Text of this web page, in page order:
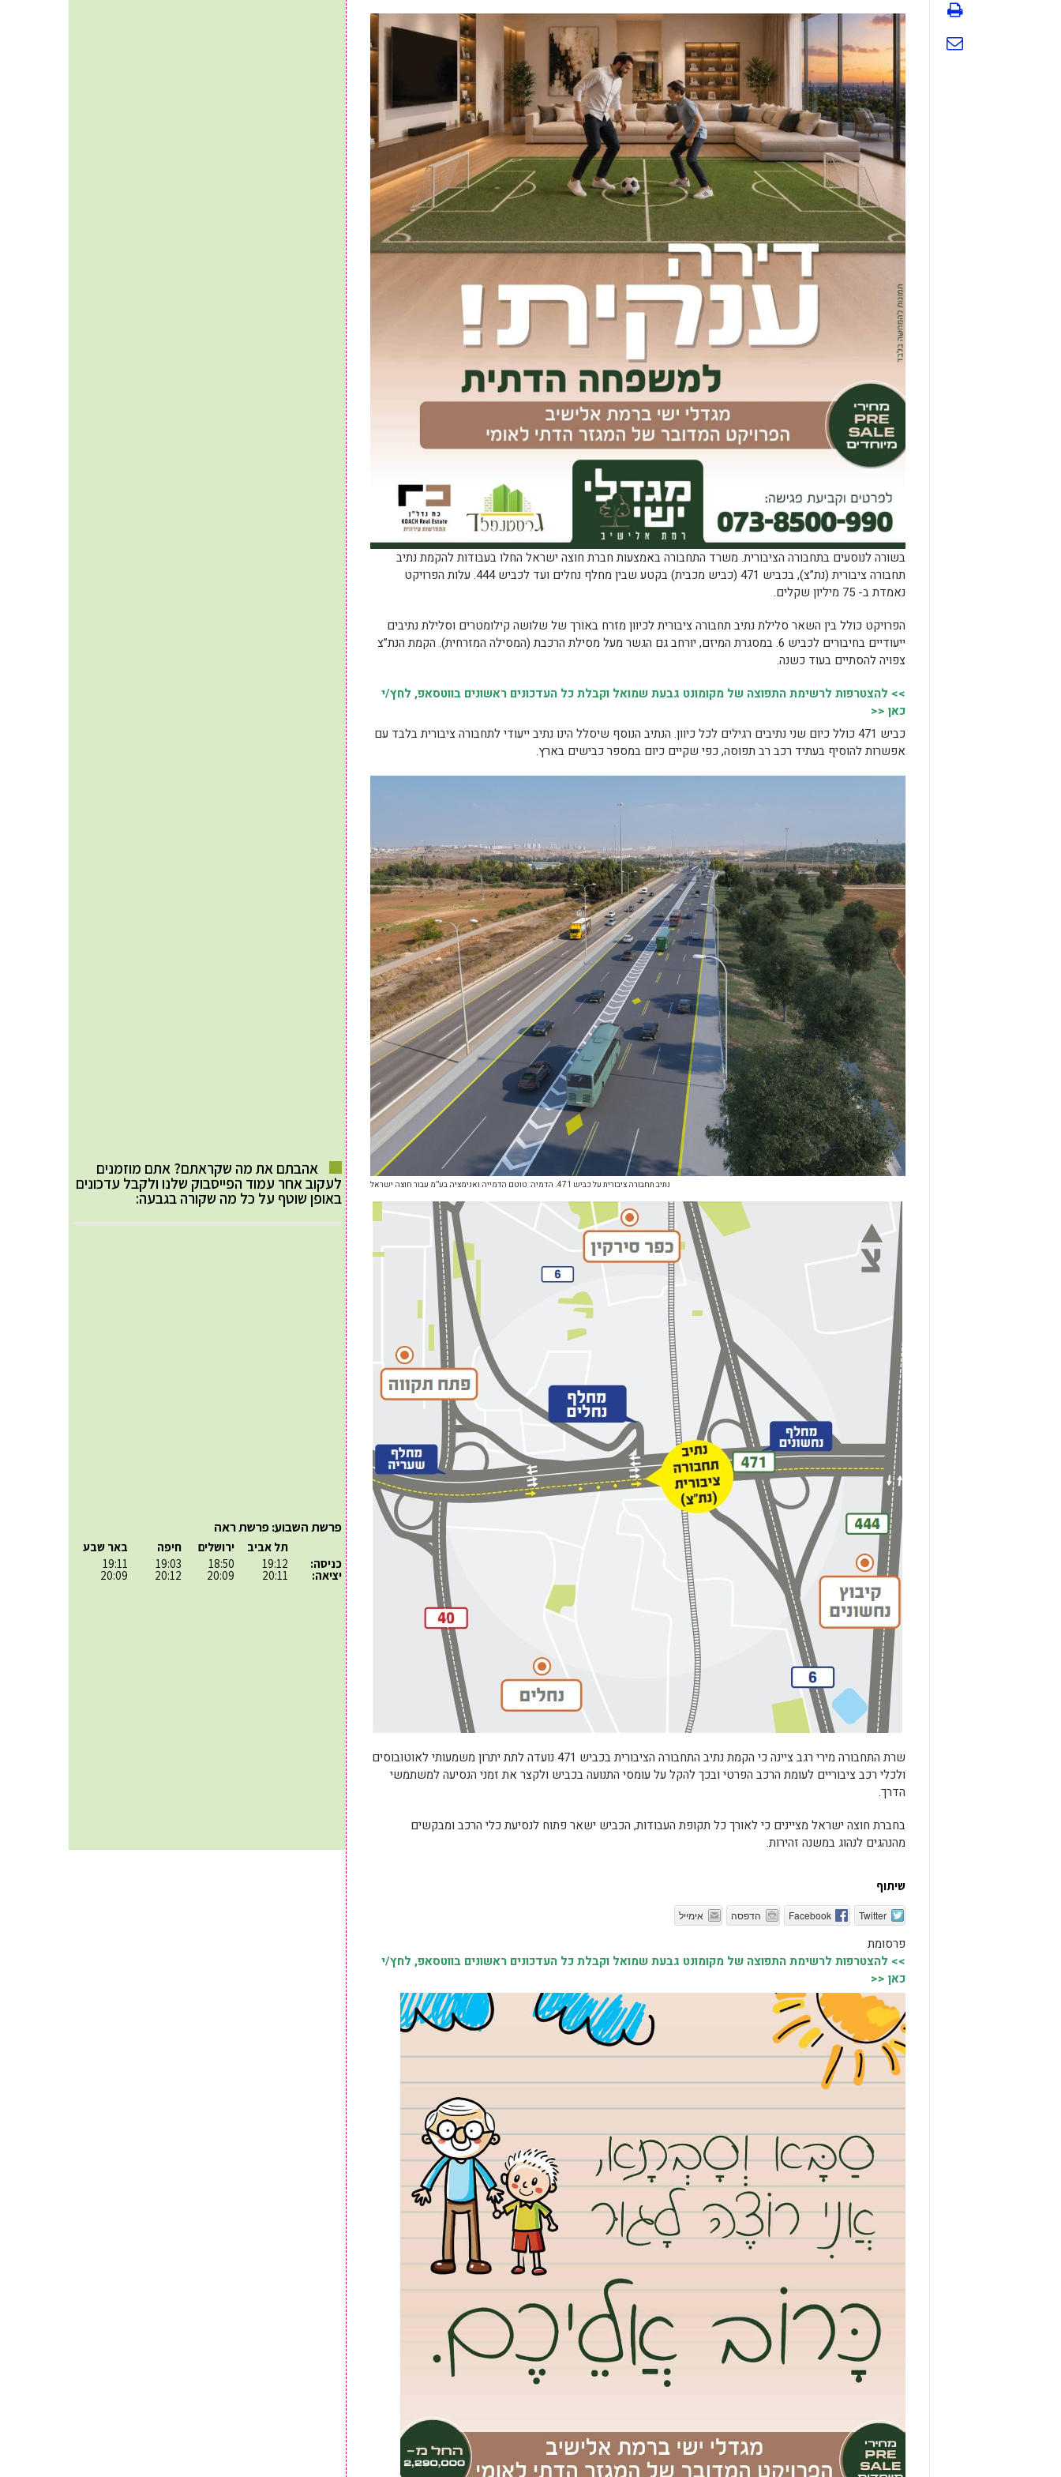
בשורה לנוסעים בתחבורה הציבורית. משרד התחבורה באמצעות חברת חוצה ישראל החלו בעבודות להקמת נתיב
תחבורה ציבורית (נת”צ), בכביש 471 (כביש מכבית) בקטע שבין מחלף נחלים ועד לכביש 444. עלות הפרויקט
נאמדת ב- 75 מיליון שקלים.
הפרויקט כולל בין השאר סלילת נתיב תחבורה ציבורית לכיוון מזרח באורך של שלושה קילומטרים וסלילת נתיבים
ייעודיים בחיבורים לכביש 6. במסגרת המיזם, יורחב גם הגשר מעל מסילת הרכבת (המסילה המזרחית). הקמת הנת”צ
צפויה להסתיים בעוד כשנה.
>> להצטרפות לרשימת התפוצה של מקומונט גבעת שמואל וקבלת כל העדכונים ראשונים בווטסאפ, לחץ/י
כאן <<
כביש 471 כולל כיום שני נתיבים רגילים לכל כיוון. הנתיב הנוסף שיסלל הינו נתיב ייעודי לתחבורה ציבורית בלבד עם
אפשרות להוסיף בעתיד רכב רב תפוסה, כפי שקיים כיום במספר כבישים בארץ.
נתיב תחבורה ציבורית על כביש 471. הדמיה: טוטם הדמייה ואנימציה בע”מ עבור חוצה ישראל
שרת התחבורה מירי רגב ציינה כי הקמת נתיב התחבורה הציבורית בכביש 471 נועדה לתת יתרון משמעותי לאוטובוסים
ולכלי רכב ציבוריים לעומת הרכב הפרטי ובכך להקל על עומסי התנועה בכביש ולקצר את זמני הנסיעה למשתמשי
הדרך.
בחברת חוצה ישראל מציינים כי לאורך כל תקופת העבודות, הכביש ישאר פתוח לנסיעת כלי הרכב ומבקשים
מהנהגים לנהוג במשנה זהירות.
שיתוף
Twitter
Facebook הדפסה אימייל
פרסומת
>> להצטרפות לרשימת התפוצה של מקומונט גבעת שמואל וקבלת כל העדכונים ראשונים בווטסאפ, לחץ/י
כאן <<
אהבתם את מה שקראתם? אתם מוזמנים
לעקוב אחר עמוד הפייסבוק שלנו ולקבל עדכונים
באופן שוטף על כל מה שקורה בגבעה:
פרשת השבוע: פרשת ראה
כניסה:
יציאה:
תל אביב
19:12
20:11
ירושלים
18:50
20:09
חיפה
19:03
20:12
באר שבע
19:11
20:09